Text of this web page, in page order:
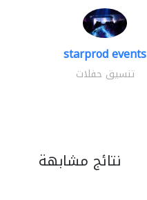
starprod events
تنسيق حفلات
نتائج مشابهة